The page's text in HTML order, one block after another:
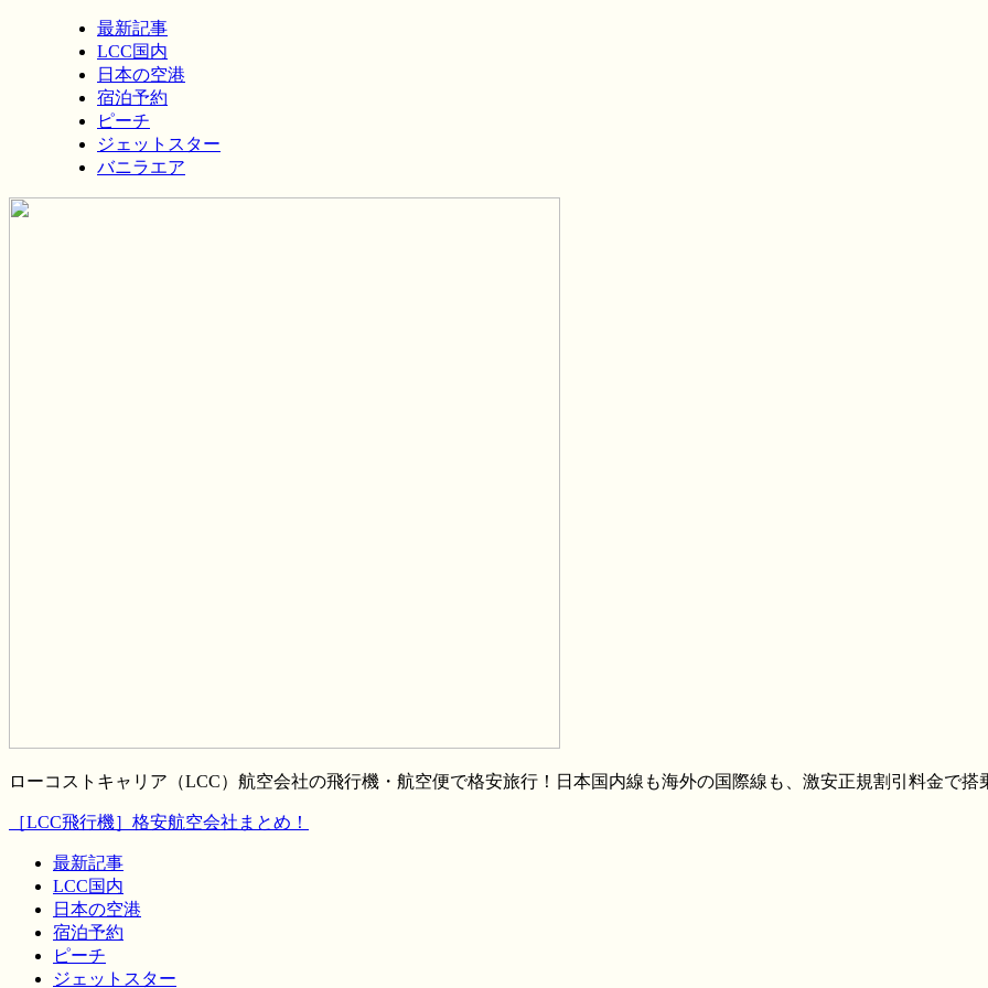
最新記事
LCC国内
日本の空港
宿泊予約
ピーチ
ジェットスター
バニラエア
ローコストキャリア（LCC）航空会社の飛行機・航空便で格安旅行！日本国内線も海外の国際線も、激安正規割引料金で搭
［LCC飛行機］格安航空会社まとめ！
最新記事
LCC国内
日本の空港
宿泊予約
ピーチ
ジェットスター